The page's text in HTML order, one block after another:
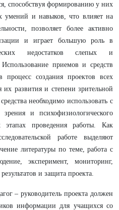
способствуя формированию у них
умений и навыков, что влияет на
позволяет более активно
и играет большую роль в
недостатков слепых и
приемов и средств
процесс создания проектов всех
развития и степени зрительной
необходимо использовать с
и психофизиологического
этапах проведения работы. Как
работе выделяют
литературы по теме, работа с
эксперимент, мониторинг,
и защита проекта.
– руководитель проекта должен
информации для учащихся со